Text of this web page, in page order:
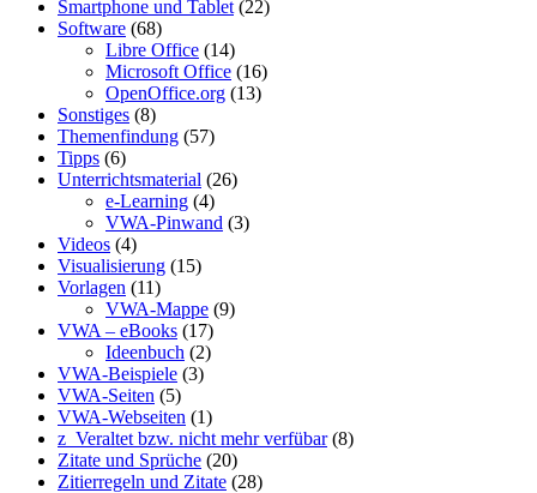
Smartphone und Tablet (22)
Software (68)
Libre Office (14)
Microsoft Office (16)
OpenOffice.org (13)
Sonstiges (8)
Themenfindung (57)
Tipps (6)
Unterrichtsmaterial (26)
e-Learning (4)
VWA-Pinwand (3)
Videos (4)
Visualisierung (15)
Vorlagen (11)
VWA-Mappe (9)
VWA – eBooks (17)
Ideenbuch (2)
VWA-Beispiele (3)
VWA-Seiten (5)
VWA-Webseiten (1)
z_Veraltet bzw. nicht mehr verfübar(8)
Zitate und Sprüche (20)
Zitierregeln und Zitate (28)